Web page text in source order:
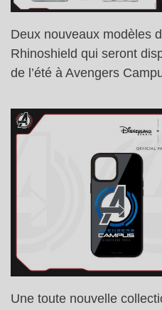
Deux nouveaux modèles
Rhinoshield qui seront
de l’été à Avengers
Une toute nouvelle